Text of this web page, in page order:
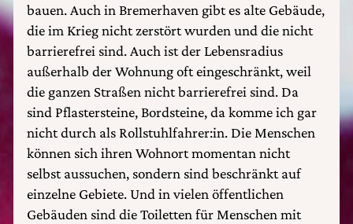
bauen. Auch in Bremerhaven gibt es alte Gebäude,
die im Krieg nicht zerstört wurden und die nicht
barrierefrei sind. Auch ist der Lebensradius
außerhalb der Wohnung oft eingeschränkt, weil
die ganzen Straßen nicht barrierefrei sind. Da
sind Pflastersteine, Bordsteine, da komme ich gar
nicht durch als Rollstuhlfahrer:in. Die Menschen
können sich ihren Wohnort momentan nicht
selbst aussuchen, sondern sind beschränkt auf
einzelne Gebiete. Und in vielen öffentlichen
Gebäuden sind die Toiletten für Menschen mit